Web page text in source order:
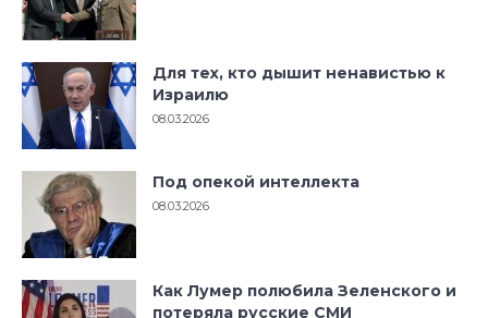
Для тех, кто дышит ненавистью к
Израилю
08.03.2026
Под опекой интеллекта
08.03.2026
Как Лумер полюбила Зеленского и
потеряла русские СМИ